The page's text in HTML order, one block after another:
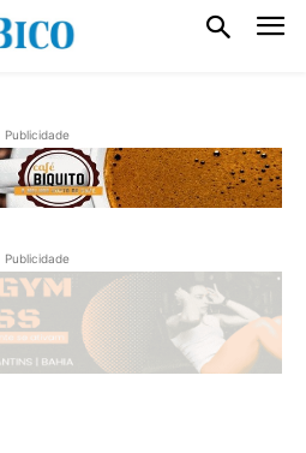
Publicidade
Publicidade